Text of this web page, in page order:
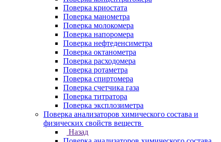
Поверка криостата
Поверка манометра
Поверка молокомера
Поверка напоромера
Поверка нефтеденсиметра
Поверка октанометра
Поверка расходомера
Поверка ротаметра
Поверка спиртомера
Поверка счетчика газа
Поверка титратора
Поверка эксплозиметра
Поверка анализаторов химического состава и
физических свойств веществ
Назад